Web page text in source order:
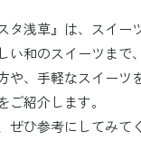
浅草』は、スイー
和のスイーツまで
、手軽なスイーツ
紹介します。
ひ参考にしてみて